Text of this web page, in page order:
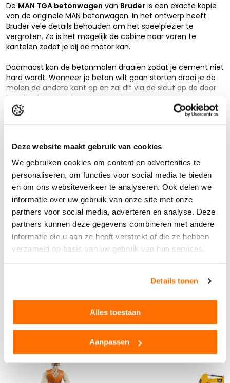
Deze website maakt gebruik van cookies
We gebruiken cookies om content en advertenties te
personaliseren, om functies voor social media te bieden
en om ons websiteverkeer te analyseren. Ook delen we
informatie over uw gebruik van onze site met onze
partners voor social media, adverteren en analyse. Deze
partners kunnen deze gegevens combineren met andere
informatie die u aan ze heeft verstrekt of die ze hebben
verzameld op basis van uw gebruik van hun services.
Details tonen
Alles toestaan
Aanpassen
De MAN TGA betonwagen van Bruder is een exacte kopie
van de originele MAN betonwagen. In het ontwerp heeft
Bruder vele details behouden om het speelplezier te
vergroten. Zo is het mogelijk de cabine naar voren te
kantelen zodat je bij de motor kan.
Daarnaast kan de betonmolen draaien zodat je cement niet
hard wordt. Wanneer je beton wilt gaan storten draai je de
molen de andere kant op en zal dit via de sleuf op de door
jou uitgekozen plek gestort worden.
Dezeheeft de MAN betonwagen ook nog een watertank
duurzaam kunststof waardoor hij ideaal is voor zowel binnen
als buiten.
Kenmerken betonwagen:
- Bestuurderscabine kan worden gekanteld waardoor je de
motorblok kan bekijken
- Uit- en inklapbare buitenspiegels
- Uitklapbare stortbak en emmer
- Draaibare mengvat
- Functionerende
- Werkt met water
- Geschikt voor binnen en buiten
- Gemaakt van hoogwaardige kunststoffen, zoals ABS
- Gemaakt door Bruder
Lees de volledige beschrijving
Garantie
2 Jaar
Schaalmodel
Leeftijd
3+
Materiaal
Hoogwaardig kunststo
f
Kleur
Groen
49,0 cm × 18,0 cm × 2
5,5 cm
Gewicht
1200 g
Bekijk alle technische specificaties
Anderen bekeken ook...